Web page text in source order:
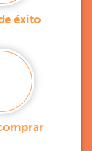
éxito